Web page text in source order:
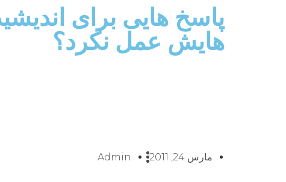
هایش عمل نکرد؟
مارس 24, 2011 Admin